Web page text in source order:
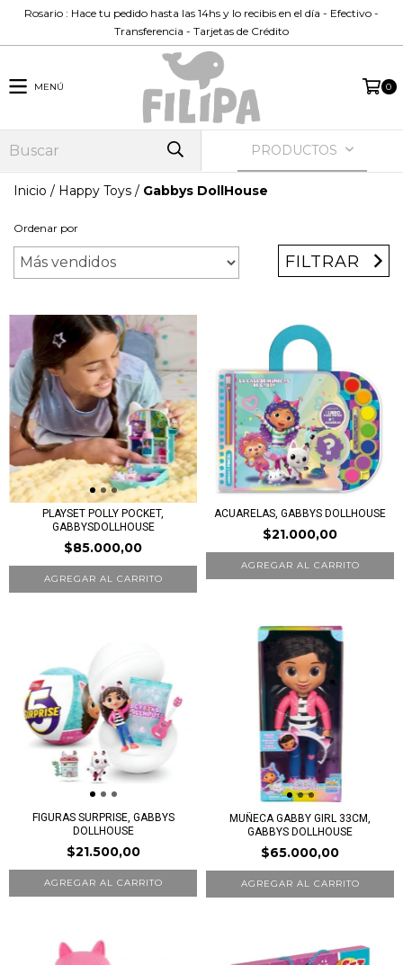
Rosario : Hace tu pedido hasta las 14hs y lo recibis en el día - Efectivo -
Transferencia - Tarjetas de Crédito
MENÚ 0
PRODUCTOS
Inicio / Happy Toys / Gabbys DollHouse
Ordenar por
FILTRAR
PLAYSET POLLY POCKET,
GABBYSDOLLHOUSE
$85.000,00
ACUARELAS, GABBYS DOLLHOUSE
$21.000,00
FIGURAS SURPRISE, GABBYS
DOLLHOUSE
$21.500,00
MUÑECA GABBY GIRL 33CM,
GABBYS DOLLHOUSE
$65.000,00